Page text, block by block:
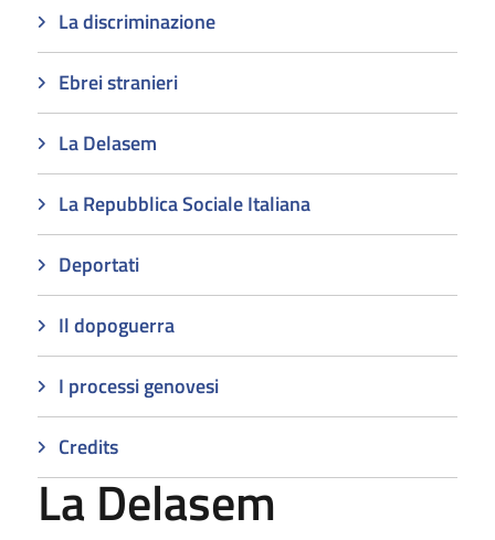
La discriminazione
Ebrei stranieri
La Delasem
La Repubblica Sociale Italiana
Deportati
Il dopoguerra
I processi genovesi
Credits
La Delasem